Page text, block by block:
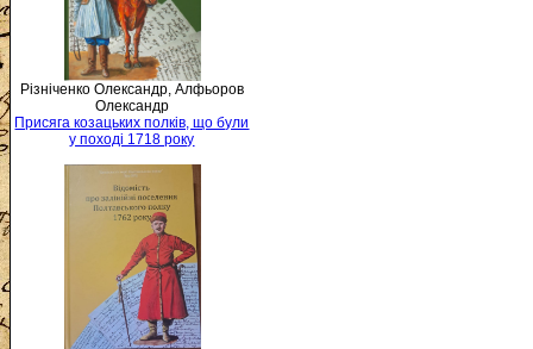
Різніченко Олександр, Алфьоров
Олександр
Присяга козацьких полків, що були
у поході 1718 року